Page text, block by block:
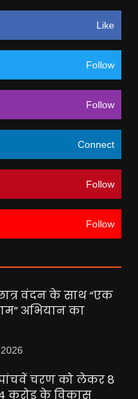
Like
Follow
Follow
Connect
Follow
Follow
वंदन के साथ “एक
अभियान का
चरण को लेकर 8
करोड़ के विकास